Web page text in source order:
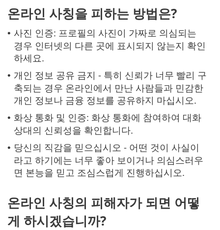
온라인 사칭을 피하는 방법은?
• 사진 인증: 프로필의 사진이 가짜로 의심되는
경우 인터넷의 다른 곳에 표시되지 않는지 확인
하세요.
• 개인 정보 공유 금지 - 특히 신뢰가 너무 빨리 구
축되는 경우 온라인에서 만난 사람들과 민감한
개인 정보나 금융 정보를 공유하지 마십시오.
• 화상 통화 및 인증: 화상 통화에 참여하여 대화
상대의 신뢰성을 확인합니다.
• 당신의 직감을 믿으십시오 - 어떤 것이 사실이
라고 하기에는 너무 좋아 보이거나 의심스러우
면 본능을 믿고 조심스럽게 진행하십시오.
온라인 사칭의 피해자가 되면 어떻
게 하시겠습니까?